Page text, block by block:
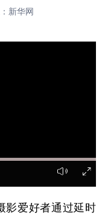
教育
新华网
爱好者通过延时